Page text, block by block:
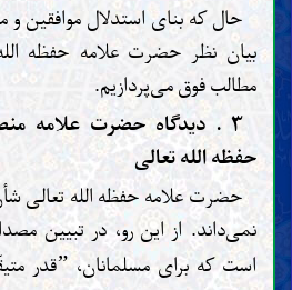
حال که بنای استدلال موافقین و
بیان نظر حضرت علامه حفظه
مطالب فوق می‌پردازیم.
۳ . دیدگاه حضرت علامه
حفظه الله تعالی
حضرت علامه حفظه الله تعالی
نمی‌داند. از این رو، در تبیین
است که برای مسلمانان،”قدر